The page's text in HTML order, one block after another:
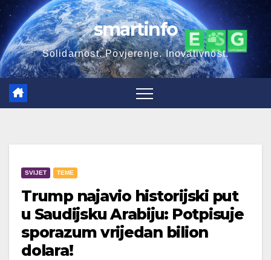
Skip
to
content
smartinfo
Solidarnost. Povjerenje. Inovativnost.
SVIJET TEME
Trump najavio historijski put
u Saudijsku Arabiju: Potpisuje
sporazum vrijedan bilion
dolara!